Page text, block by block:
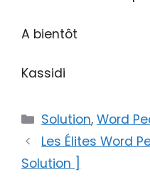
A bientôt
Kassidi
Catégories
Solution,Word
Les Élites Word
Solution ]